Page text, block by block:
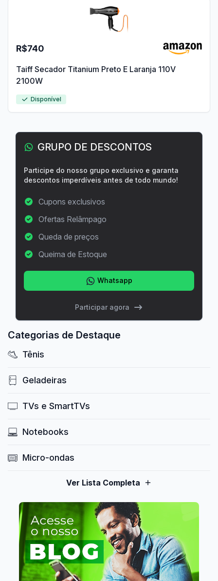
R$740
Taiff Secador Titanium Preto E Laranja 110V
2100W
Disponível
GRUPO DE DESCONTOS
Participe do nosso grupo exclusivo e garanta
descontos imperdíveis antes de todo mundo!
Cupons exclusivos
Ofertas Relâmpago
Queda de preços
Queima de Estoque
Whatsapp
Participar agora
Categorias de Destaque
Tênis
Geladeiras
TVs e SmartTVs
Notebooks
Micro-ondas
Ver Lista Completa